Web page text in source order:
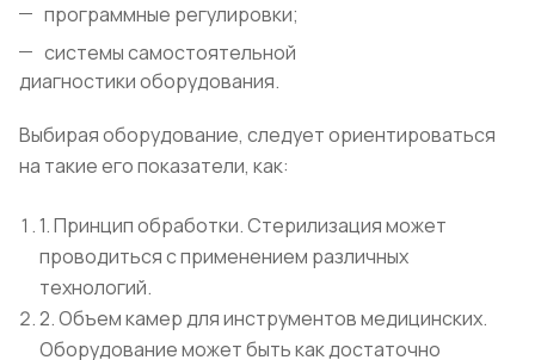
программные регулировки;
системы самостоятельной
диагностики оборудования.
Выбирая оборудование, следует ориентироваться
на такие его показатели, как:
1. Принцип обработки. Стерилизация может
проводиться с применением различных
технологий.
2. Объем камер для инструментов медицинских.
Оборудование может быть как достаточно